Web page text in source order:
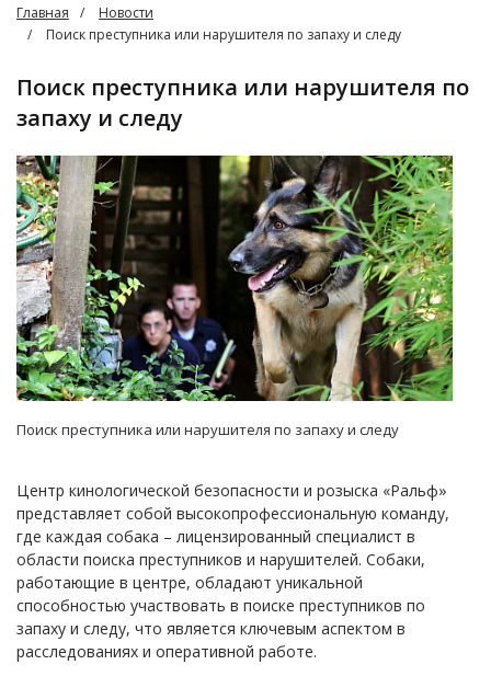
Главная
Новости
Поиск преступника или нарушителя по запаху и следу
Поиск преступника или нарушителя по
запаху и следу
Поиск преступника или нарушителя по запаху и следу
Центр кинологической безопасности и розыска «Ральф»
представляет собой высокопрофессиональную команду,
где каждая собака – лицензированный специалист в
области поиска преступников и нарушителей. Собаки,
работающие в центре, обладают уникальной
способностью участвовать в поиске преступников по
запаху и следу, что является ключевым аспектом в
расследованиях и оперативной работе.